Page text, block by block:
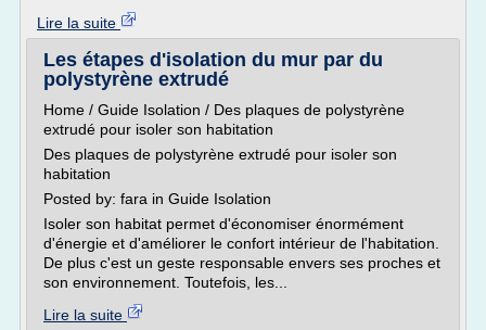
Lire la suite
Les étapes d'isolation du mur par du
polystyrène extrudé
Home / Guide Isolation / Des plaques de polystyrène
extrudé pour isoler son habitation
Des plaques de polystyrène extrudé pour isoler son
habitation
Posted by: fara in Guide Isolation
Isoler son habitat permet d'économiser énormément
d'énergie et d'améliorer le confort intérieur de l'habitation.
De plus c'est un geste responsable envers ses proches et
son environnement. Toutefois, les...
Lire la suite